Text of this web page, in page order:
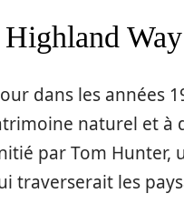
Highland Way
dans les années
naturel et à
par Tom Hunter,
traverserait les